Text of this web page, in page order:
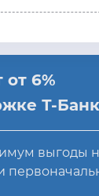
от 6%
Т-
выгоды